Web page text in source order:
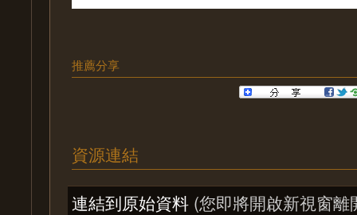
推薦分享
資源連結
連結到原始資料 (您即將開啟新視窗離